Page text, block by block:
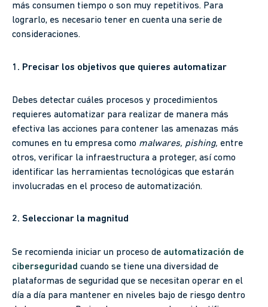
más consumen tiempo o son muy repetitivos. Para
lograrlo, es necesario tener en cuenta una serie de
consideraciones.
1. Precisar los objetivos que quieres automatizar
Debes detectar cuáles procesos y procedimientos
requieres automatizar para realizar de manera más
efectiva las acciones para contener las amenazas más
comunes en tu empresa como malwares, pishing, entre
otros, verificar la infraestructura a proteger, así como
identificar las herramientas tecnológicas que estarán
involucradas en el proceso de automatización.
2. Seleccionar la magnitud
Se recomienda iniciar un proceso de automatización de
ciberseguridad cuando se tiene una diversidad de
plataformas de seguridad que se necesitan operar en el
día a día para mantener en niveles bajo de riesgo dentro